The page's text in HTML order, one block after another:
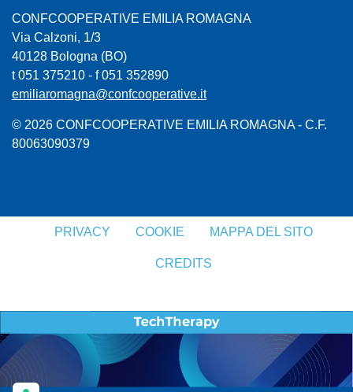
CONFCOOPERATIVE EMILIA ROMAGNA
Via Calzoni, 1/3
40128 Bologna (BO)
t 051 375210 - f 051 352890
emiliaromagna@confcooperative.it
© 2026 CONFCOOPERATIVE EMILIA ROMAGNA - C.F.
80063090379
PRIVACY COOKIE MAPPA DEL SITO
CREDITS